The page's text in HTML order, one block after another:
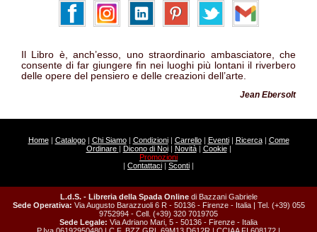
Il Libro è, anch’esso, uno straordinario ambasciatore, che
consente di far giungere fin nei luoghi più lontani il riverbero
delle opere del pensiero e delle creazioni dell’arte.
Jean Ebersolt
Home| Catalogo| Chi Siamo| Condizioni| Carrello| Eventi| Ricerca| Come
Ordinare | Dicono di Noi| Novità| Cookie|
Promozioni
| Contattaci | Sconti |
L.d.S. - Libreria della Spada Online di Bazzani Gabriele
Sede Operativa: Via Augusto Barazzuoli 6 R - 50136 - Firenze - Italia | Tel. (+39) 055
9752994 - Cell. (+39) 320 7019705
Sede Legale: Via Adriano Mari, 5 - 50136 - Firenze - Italia